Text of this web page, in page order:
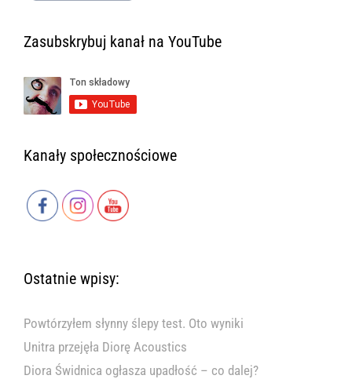
Zasubskrybuj kanał na YouTube
Kanały społecznościowe
Ostatnie wpisy:
Powtórzyłem słynny ślepy test. Oto wyniki
Unitra przejęła Diorę Acoustics
Diora Świdnica ogłasza upadłość – co dalej?